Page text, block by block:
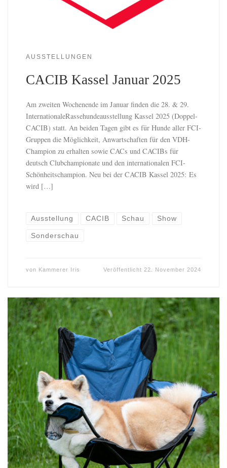
AUSSTELLUNGEN
CACIB Kassel Januar 2025
Am zweiten Wochenende im Januar finden die 28. & 29.
InternationaleRasse­hunde­ausstellung Kassel 2025 (Doppel-
CACIB) statt. An beiden Tagen gibt es für Hunde aller FCI-
Gruppen die Möglichkeit, Anwartschaften für den VDH-
Champion zu erhalten sowie CACs und CACIBs für
deutsch Clubchampionate und den internationalen FCI-
Schönheitschampion. Neu bei der CACIB Kassel 2025: Es
wird […]
Ausstellung CACIB Schau Show
Sonderschau
von Kammerer Iris Veröffentlicht 22. November 2024